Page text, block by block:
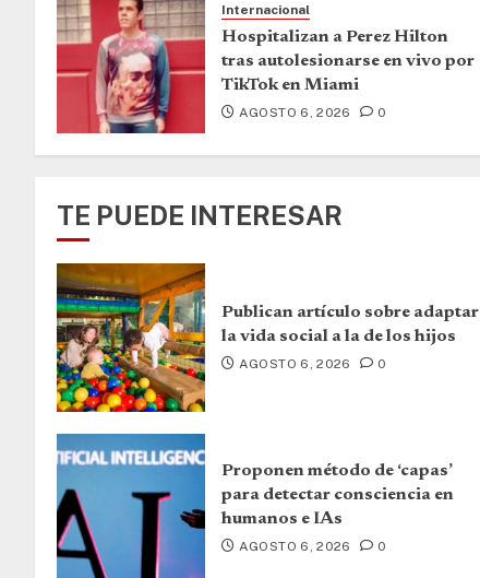
Internacional
Hospitalizan a Perez Hilton
tras autolesionarse en vivo por
TikTok en Miami
AGOSTO 6, 2026 0
TE PUEDE INTERESAR
Publican artículo sobre adaptar
la vida social a la de los hijos
AGOSTO 6, 2026 0
Proponen método de ‘capas’
para detectar consciencia en
humanos e IAs
AGOSTO 6, 2026 0